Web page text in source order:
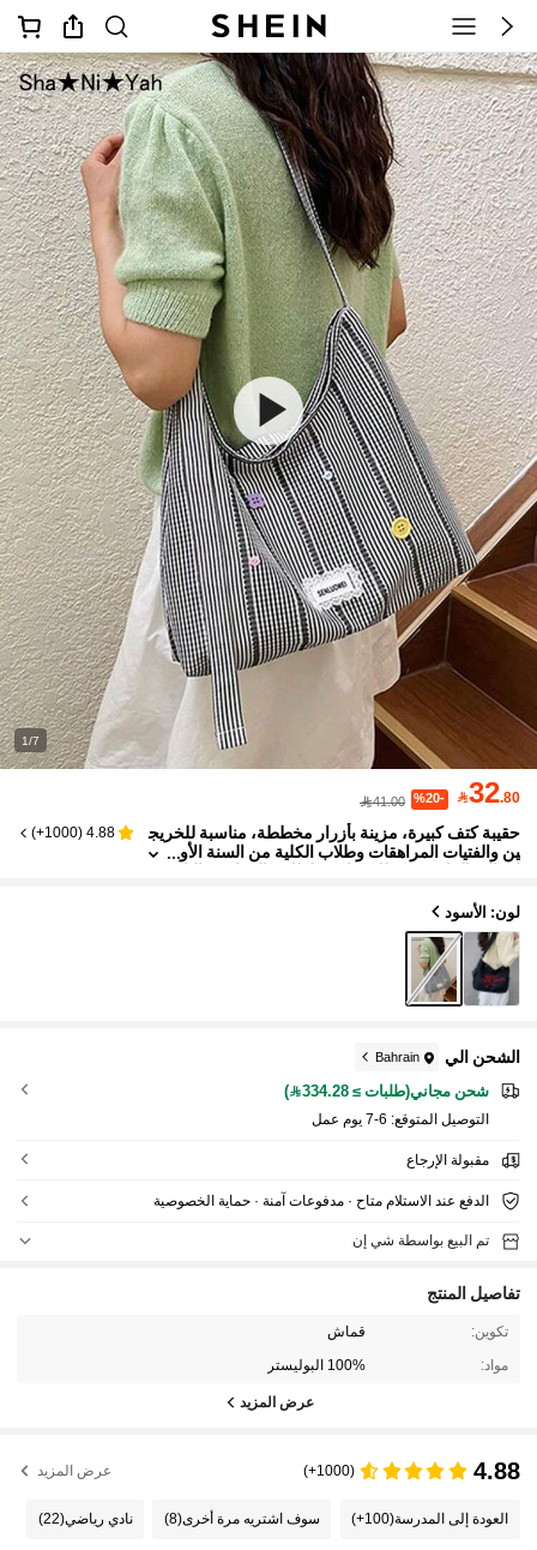
1/7
32.80
%20-
41.00
حقيبة كتف كبيرة، مزينة بأزرار مخططة، مناسبة للخريج
ين والفتيات المراهقات وطلاب الكلية من السنة الأو
ة إلى المدرسة. هذا الحقيبة الظهر المستوحاة من الأدباء
مناسبة أيضًا للنساء أو الطلاب، ويمكن استخدامها لحمل ا
لكتب والتسوق وغير ذلك.
4.88
(
1000+
)
لون: الأسود
الشحن الي Bahrain
شحن مجاني(طلبات ≥ 334.28)
التوصيل المتوقع: 6-7 يوم عمل
مقبولة الإرجاع
الدفع عند الاستلام متاح · مدفوعات آمنة · حماية الخصوصية
تم البيع بواسطة شي إن
تفاصيل المنتج
تكوين: قماش
مواد: 100% البوليستر
عرض المزيد
4.88
(1000+) عرض المزيد
العودة إلى المدرسة(100+) سوف اشتريه مرة أخرى(8) نادي رياضي(22)